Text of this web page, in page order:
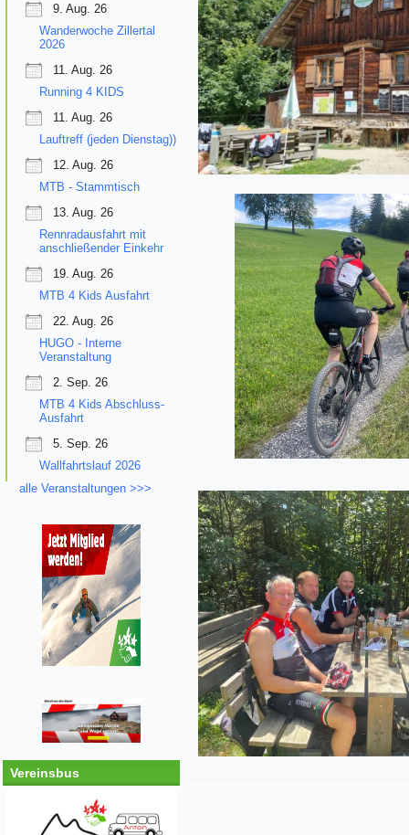
9. Aug. 26
Wanderwoche Zillertal
2026
11. Aug. 26
Running 4 KIDS
11. Aug. 26
Lauftreff (jeden Dienstag))
12. Aug. 26
MTB - Stammtisch
13. Aug. 26
Rennradausfahrt mit
anschließender Einkehr
19. Aug. 26
MTB 4 Kids Ausfahrt
22. Aug. 26
HUGO - Interne
Veranstaltung
2. Sep. 26
MTB 4 Kids Abschluss-
Ausfahrt
5. Sep. 26
Wallfahrtslauf 2026
alle Veranstaltungen >>>
Vereinsbus